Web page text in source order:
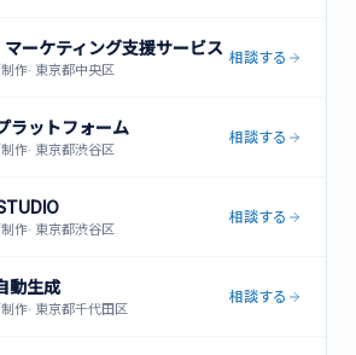
ーケティング支援サービス
作· 東京都中央区
相談する
ラットフォーム
作· 東京都渋谷区
相談する
作· 東京都渋谷区
相談する
動生成
作· 東京都千代田区
相談する